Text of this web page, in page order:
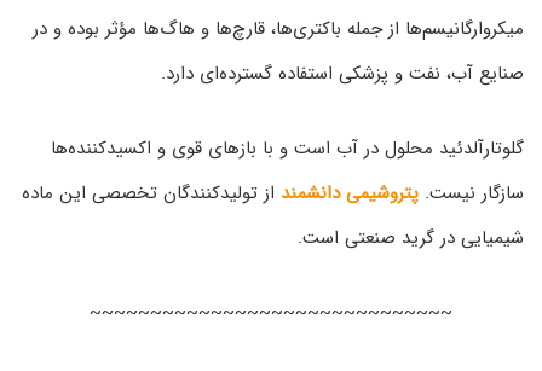
میکروارگانیسم‌ها از جمله باکتری‌ها، قارچ‌ها و هاگ‌ها مؤثر بوده و در
صنایع آب، نفت و پزشکی استفاده گسترده‌ای دارد.
گلوتارآلدئید محلول در آب است و با بازهای قوی و اکسیدکننده‌ها
سازگار نیست. پتروشیمی دانشمند از تولیدکنندگان تخصصی این ماده
شیمیایی در گرید صنعتی است.
~~~~~~~~~~~~~~~~~~~~~~~~~~~~~~